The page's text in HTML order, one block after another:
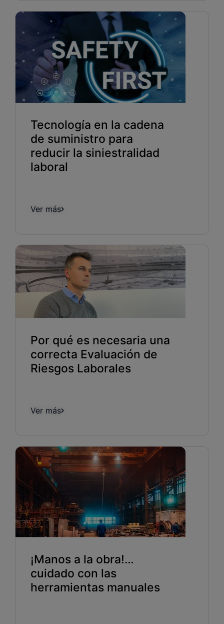
Tecnología en la cadena
de suministro para
reducir la siniestralidad
laboral
Ver más
Por qué es necesaria una
correcta Evaluación de
Riesgos Laborales
Ver más
¡Manos a la obra!…
cuidado con las
herramientas manuales